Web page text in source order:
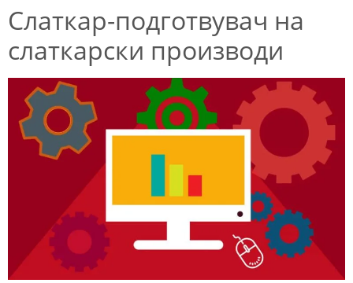
Слаткар-подготвувач на
слаткарски производи